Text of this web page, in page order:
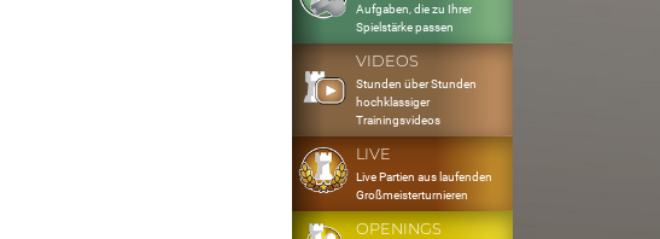
Aufgaben, die zu Ihrer
Spielstärke passen
VIDEOS
Stunden über Stunden
hochklassiger
Trainingsvideos
LIVE
Live Partien aus laufenden
Großmeisterturnieren
OPENINGS